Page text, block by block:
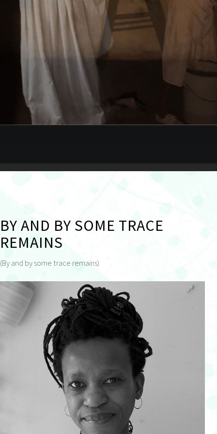
BY AND BY SOME TRACE
REMAINS
(By and by some trace remains)